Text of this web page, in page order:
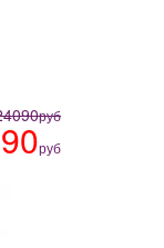
руб
руб